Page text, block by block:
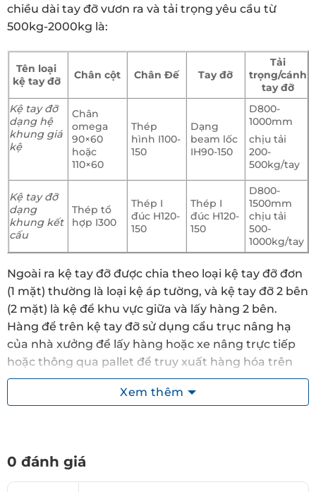
chiều dài tay đỡ vươn ra và tải trọng yêu cầu từ
500kg-2000kg là:
Tên loại
kệ tay đỡ
Chân cột Chân Đế Tay đỡ
Tải
trọng/cánh
tay đỡ
Kệ tay đỡ
dạng hệ
khung giá
kệ
Chân
omega
90×60
hoặc
110×60
Thép
hình I100-
150
Dạng
beam lốc
IH90-150
D800-
1000mm
chịu tải
200-
500kg/tay
Kệ tay đỡ
dạng
khung kết
cấu
Thép tổ
hợp I300
Thép I
đúc H120-
150
Thép I
đúc H120-
150
D800-
1500mm
chịu tải
500-
1000kg/tay
Ngoài ra kệ tay đỡ được chia theo loại kệ tay đỡ đơn
(1 mặt) thường là loại kệ áp tường, và kệ tay đỡ 2 bên
(2 mặt) là kệ để khu vực giữa và lấy hàng 2 bên.
Hàng để trên kệ tay đỡ sử dụng cẩu trục nâng hạ
của nhà xưởng để lấy hàng hoặc xe nâng trực tiếp
hoặc thông qua pallet để truy xuất hàng hóa trên
giá kệ tay đỡ.
Bản vẽ kệ tay đỡ khung giá kệ
Xem thêm
0 đánh giá